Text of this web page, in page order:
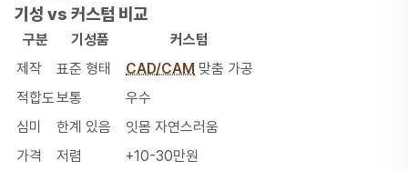
기성 vs 커스텀 비교
구분 기성품
커스텀
제작
표준 형태 CAD/CAM 맞춤 가공
적합도보통
우수
심미
한계 있음
잇몸 자연스러움
가격
저렴
+10-30만원